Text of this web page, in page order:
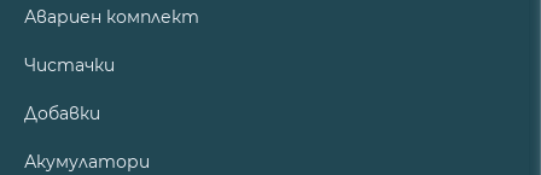
Авариен комплект
Чистачки
Добавки
Акумулатори